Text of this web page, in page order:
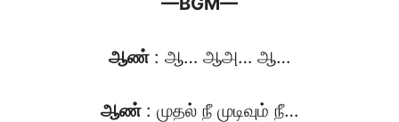
ஆண் : ஆ… ஆஅ… ஆ…
ஆண் : முதல் நீ முடிவும் நீ…